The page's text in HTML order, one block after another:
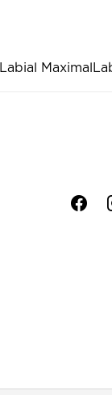
Labial Maximal
f